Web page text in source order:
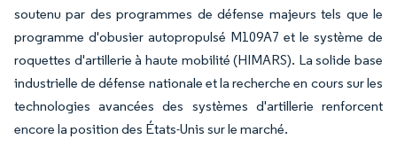
soutenu par des programmes de défense majeurs tels que le
programme d'obusier autopropulsé M109A7 et le système de
roquettes d'artillerie à haute mobilité (HIMARS). La solide base
industrielle de défense nationale et la recherche en cours sur les
technologies avancées des systèmes d'artillerie renforcent
encore la position des États-Unis sur le marché.